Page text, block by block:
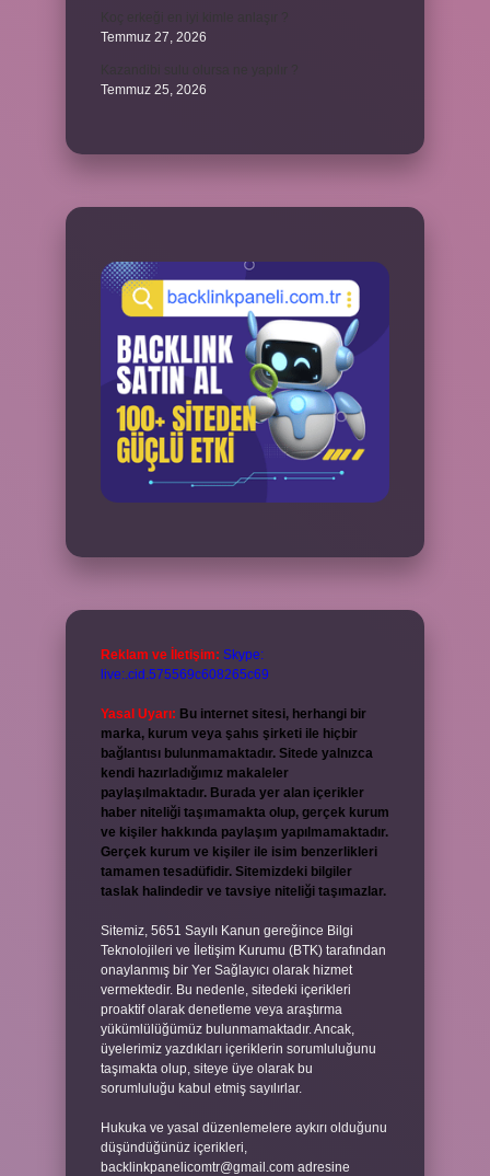
Temmuz 27, 2026
Temmuz 25, 2026
Reklam ve İletişim: Skype:
live:.cid.575569c608265c69
Yasal Uyarı: Bu internet sitesi, herhangi bir
marka, kurum veya şahıs şirketi ile hiçbir
bağlantısı bulunmamaktadır. Sitede yalnızca
kendi hazırladığımız makaleler
paylaşılmaktadır. Burada yer alan içerikler
haber niteliği taşımamakta olup, gerçek kurum
ve kişiler hakkında paylaşım yapılmamaktadır.
Gerçek kurum ve kişiler ile isim benzerlikleri
tamamen tesadüfidir. Sitemizdeki bilgiler
taslak halindedir ve tavsiye niteliği taşımazlar.
Sitemiz, 5651 Sayılı Kanun gereğince Bilgi
Teknolojileri ve İletişim Kurumu (BTK) tarafından
onaylanmış bir Yer Sağlayıcı olarak hizmet
vermektedir. Bu nedenle, sitedeki içerikleri
proaktif olarak denetleme veya araştırma
yükümlülüğümüz bulunmamaktadır. Ancak,
üyelerimiz yazdıkları içeriklerin sorumluluğunu
taşımakta olup, siteye üye olarak bu
sorumluluğu kabul etmiş sayılırlar.
Hukuka ve yasal düzenlemelere aykırı olduğunu
düşündüğünüz içerikleri,
backlinkpanelicomtr@gmail.com adresine